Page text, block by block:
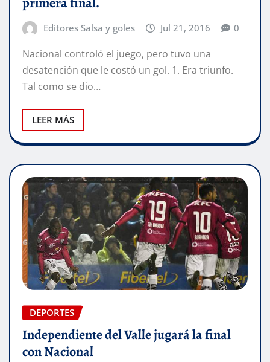
Editores Salsa y goles Jul 21, 2016 0
Nacional controló el juego, pero tuvo una
desatención que le costó un gol. 1. Era triunfo.
Tal como se dio…
LEER MÁS
DEPORTES
Independiente del Valle jugará la final
con Nacional